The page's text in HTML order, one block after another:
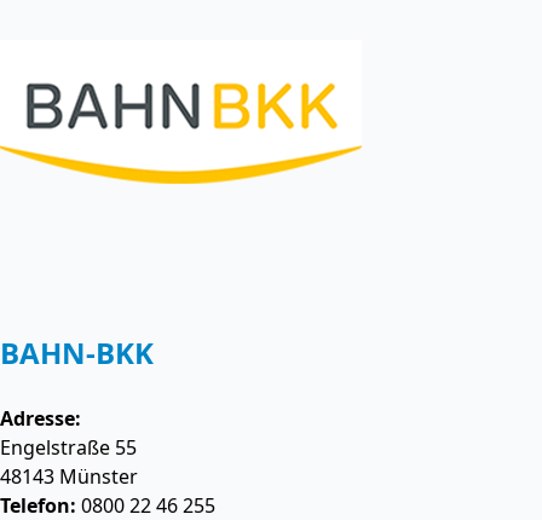
BAHN-BKK
Adresse:
Engelstraße 55
48143 Münster
Telefon: 0800 22 46 255